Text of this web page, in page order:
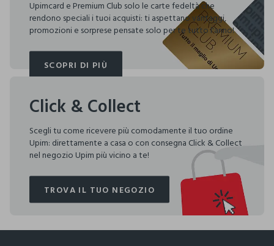
Upimcard e Premium Club solo le carte fedeltà che
rendono speciali i tuoi acquisti: ti aspettano vantaggi,
promozioni e sorprese pensate solo per te tutto l'anno!
SCOPRI DI PIÙ
SCOPRI DI PIÙ
Click & Collect
Scegli tu come ricevere più comodamente il tuo ordine
Upim: direttamente a casa o con consegna Click & Collect
nel negozio Upim più vicino a te!
TROVA IL TUO NEGOZIO
TROVA IL TUO NEGOZIO